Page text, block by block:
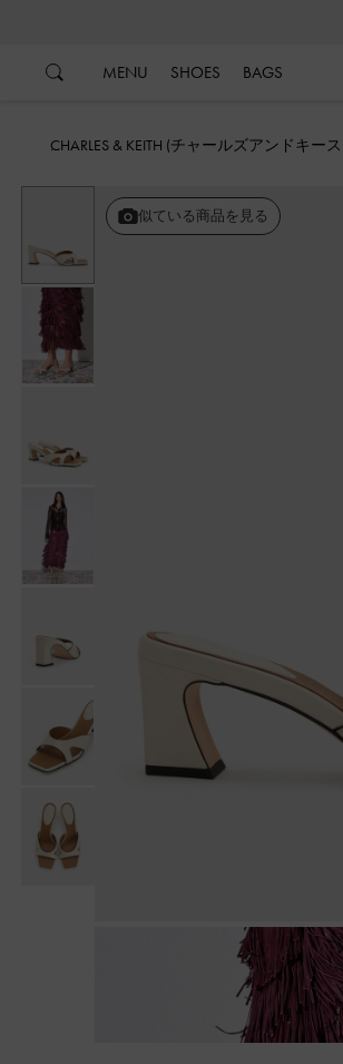
MENU SHOES BAGS
CHARLES & KEITH (チャールズアンドキー
似ている商品を見る